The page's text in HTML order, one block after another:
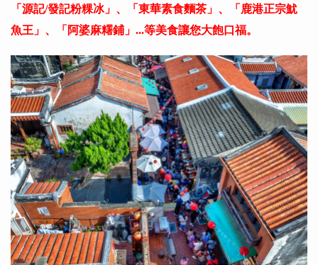
「源記/發記粉粿冰」、「東華素食麵茶」、「鹿港正宗魷
魚王」、「阿婆麻糬鋪」...等美食讓您大飽口福。